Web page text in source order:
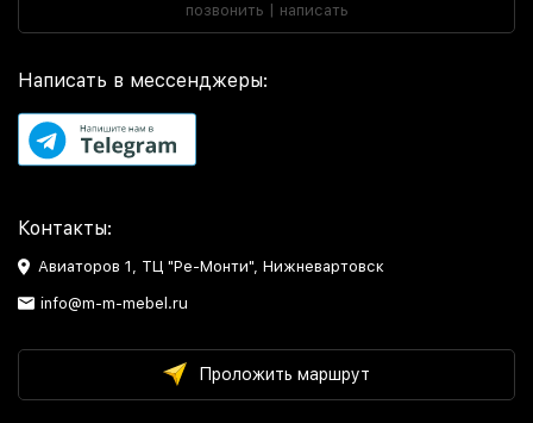
позвонить | написать
Написать в мессенджеры:
Контакты:
Авиаторов 1, ТЦ "Ре-Монти", Нижневартовск
info@m-m-mebel.ru
Проложить маршрут